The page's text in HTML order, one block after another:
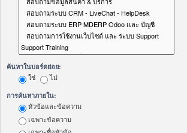
ค้นหาในบอร์ดย่อย:
ใช่ ไม่
การค้นหาภายใน:
หัวข้อและข้อความ
เฉพาะข้อความ